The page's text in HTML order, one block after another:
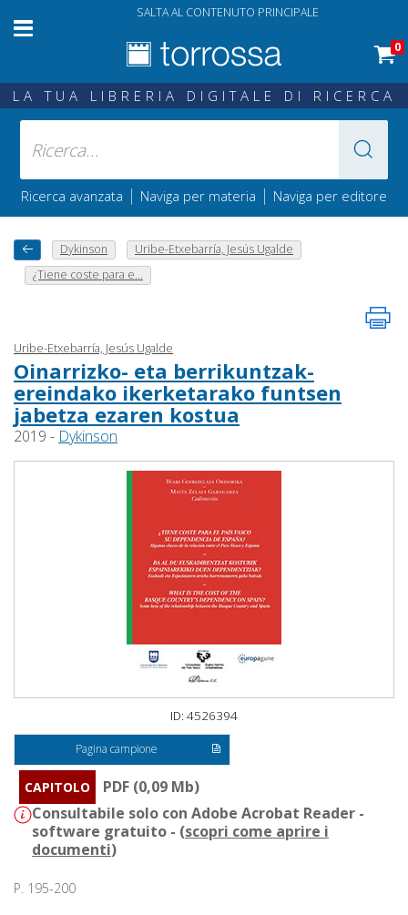
SALTA AL CONTENUTO PRINCIPALE
0
LA TUA LIBRERIA DIGITALE DI RICERCA
Ricerca avanzata | Naviga per materia | Naviga per editore
Dykinson
Uribe-Etxebarría, Jesús Ugalde
¿Tiene coste para e...
Uribe-Etxebarría, Jesús Ugalde
Oinarrizko- eta berrikuntzak-
ereindako ikerketarako funtsen
jabetza ezaren kostua
2019 - Dykinson
ID: 4526394
Pagina campione
CAPITOLO
PDF (0,09 Mb)
Consultabile solo con Adobe Acrobat Reader -
software gratuito - (scopri come aprire i
documenti)
P. 195-200